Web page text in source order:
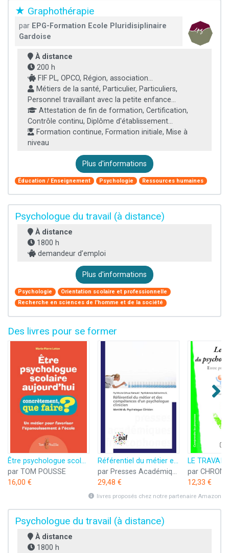
★ Graphothérapie
par EPG-Formation Ecole Pluridisiplinaire
Gardoise
À distance
200 h
FIF PL, OPCO, Région, association...
Métiers de la santé, Particulier, Particuliers,
Personnel travaillant avec la petite enfance...
Attestation de fin de formation, Certification,
Contrôle continu, Diplôme d'établissement...
Formation continue, Formation initiale, Mise à
niveau
Plus d'informations
Éducation / Enseignement Psychologie Ressources humaines
Psychologue du travail (à distance)
À distance
1800 h
demandeur d’emploi
Plus d'informations
Psychologie
Orientation scolaire et professionnelle
Recherche en sciences de l'homme et de la société
Des livres pour se former
Être psychologue scolaire aujourd'hui : Un métier pour favoriser l'épanouissement à l'école
par TOM POUSSE
16,00 €
Référentiel du métier et des compétences d'un psychologue clinicien: Identité du Psychologue Clinicien
par Presses Académiques Francophones
29,48 €
par
12,33 €
livres proposés chez notre partenaire Amazon
Psychologue du travail (à distance)
À distance
1800 h